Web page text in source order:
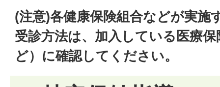
(注意)各健康保険組合などが実施
受診方法は、加入している医療
ど）に確認してください。